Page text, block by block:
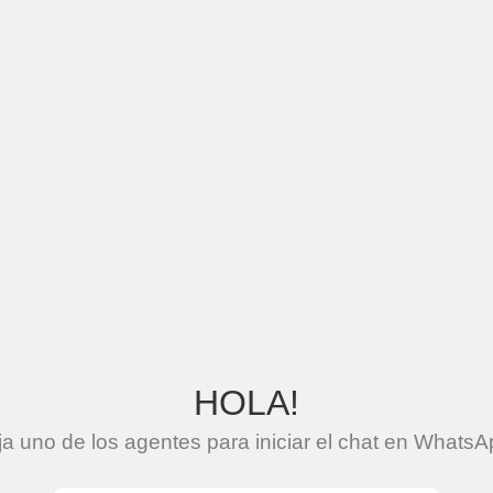
HOLA!
uno de los agentes para iniciar el chat en